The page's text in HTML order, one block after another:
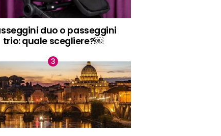
duo o passeggini
trio: quale scegliere?￼